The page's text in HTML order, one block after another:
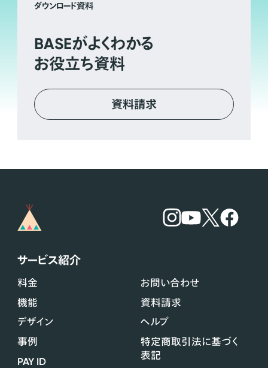
ダウンロード資料
BASEがよくわかる
お役立ち資料
資料請求
サービス紹介
料金
機能
デザイン
事例
PAY ID
お問い合わせ
資料請求
ヘルプ
特定商取引法に基づく
表記